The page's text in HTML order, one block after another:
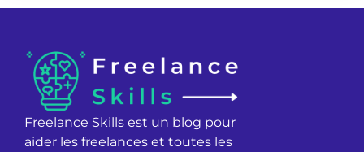
Freelance Skills est un blog pour
aider les freelances et toutes les